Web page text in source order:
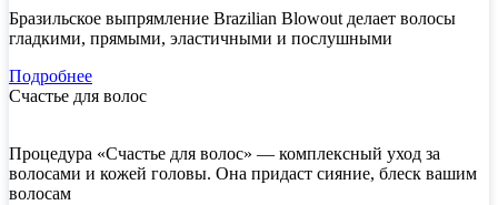
Бразильское выпрямление Brazilian Blowout делает волосы
гладкими, прямыми, эластичными и послушными
Подробнее
Счастье для волос
Процедура «Счастье для волос» — комплексный уход за
волосами и кожей головы. Она придаст сияние, блеск вашим
волосам